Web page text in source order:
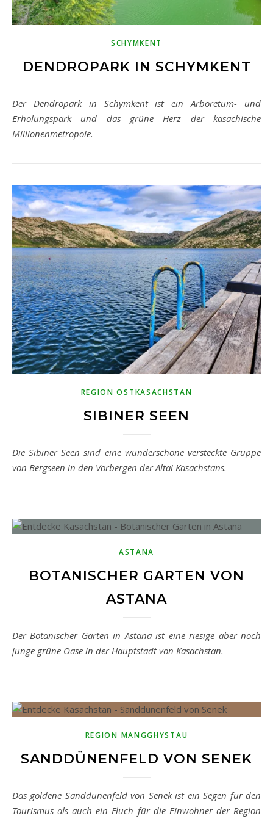
SCHYMKENT
DENDROPARK IN SCHYMKENT
Der Dendropark in Schymkent ist ein Arboretum- und
Erholungspark und das grüne Herz der kasachische
Millionenmetropole.
REGION OSTKASACHSTAN
SIBINER SEEN
Die Sibiner Seen sind eine wunderschöne versteckte Gruppe
von Bergseen in den Vorbergen der Altai Kasachstans.
ASTANA
BOTANISCHER GARTEN VON
ASTANA
Der Botanischer Garten in Astana ist eine riesige aber noch
junge grüne Oase in der Hauptstadt von Kasachstan.
REGION MANGGHYSTAU
SANDDÜNENFELD VON SENEK
Das goldene Sanddünenfeld von Senek ist ein Segen für den
Tourismus als auch ein Fluch für die Einwohner der Region